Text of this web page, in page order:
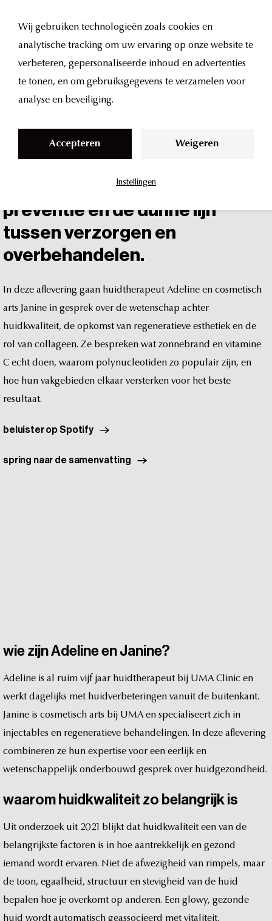
n
Talks aflevering
huidtherapeut
Adelienineen
opengesprekover
dekracht
preventieendedunnelijn
tussen verzorgen en
overbehandelen.
In deze aflevering gaan huidtherapeut Adeline en cosmetisch
arts Janine in gesprek over de wetenschap achter
huidkwaliteit, de opkomst van regeneratieve esthetiek en de
rol
van collageen. Ze bespreken wat zonnebrand en vitamine
C echt doen, waarom polynucleotiden zo populair zijn, en
hoe hun vakgebieden elkaar versterken voor het beste
resultaat.
beluister op Spotify
spring naar de samenvatting
wie zijn Adelineen Janine?
Adeline is al ruim vijf jaar huidtherapeut bij UMA Clinic en
werkt dagelijks met huidverbeteringen vanuit de buitenkant.
Janine is cosmetisch arts bij UMA en specialiseert zich in
injectables en regeneratieve behandelingen. In deze aflevering
combineren ze hun expertise voor een eerlijk en
wetenschappelijk onderbouwd gesprek over huidgezondheid.
waarom huidkwaliteit zo belangrijk is
Uit onderzoek uit 2021 blijkt dat huidkwaliteit een van de
belangrijkste factoren is in hoe aantrekkelijk en gezond
iemand wordt ervaren. Niet de afwezigheid van rimpels, maar
de toon, egaalheid, structuur en stevigheid van de huid
bepalen hoe je overkomt op anderen. Een glowy, gezonde
huid wordt automatisch geassocieerd met vitaliteit.
Wij gebruiken technologieën zoals cookies en
analytische tracking om uw ervaring op onze website te
verbeteren, gepersonaliseerde inhoud en advertenties
te tonen, en om gebruiksgegevens te verzamelen voor
analyse en beveiliging.
Accepteren Weigeren
Instellingen